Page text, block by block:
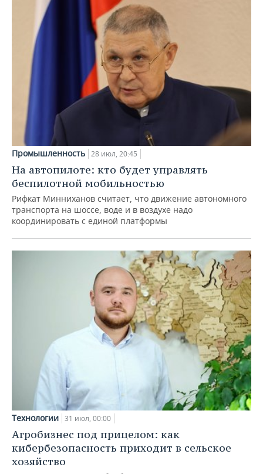
Промышленность 28 июл, 20:45
На автопилоте: кто будет управлять
беспилотной мобильностью
Рифкат Минниханов считает, что движение автономного
транспорта на шоссе, воде и в воздухе надо
координировать с единой платформы
Технологии 31 июл, 00:00
Агробизнес под прицелом: как
кибербезопасность приходит в сельское
хозяйство